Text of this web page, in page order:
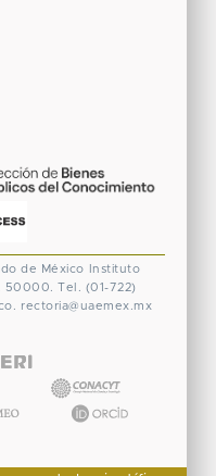
de México
Instituto
50000. Tel. (01-722)
rectoria@uaemex.mx